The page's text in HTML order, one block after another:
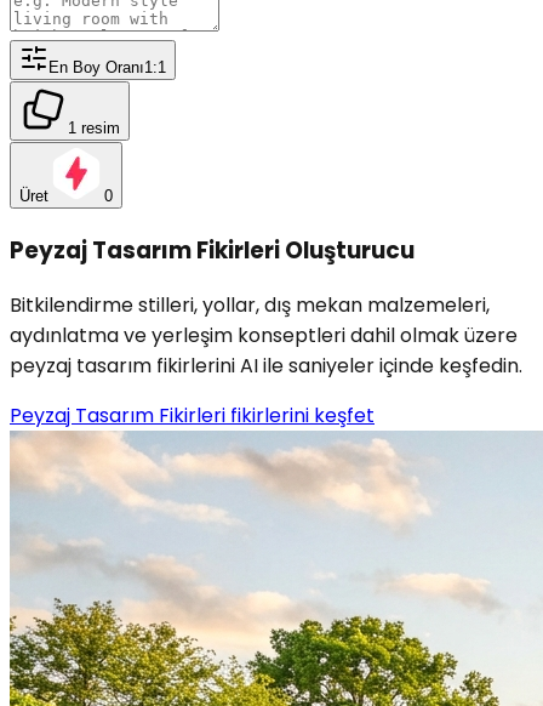
En Boy Oranı1:1
1 resim
Üret 0
Peyzaj Tasarım Fikirleri Oluşturucu
Bitkilendirme stilleri, yollar, dış mekan malzemeleri,
aydınlatma ve yerleşim konseptleri dahil olmak üzere
peyzaj tasarım fikirlerini AI ile saniyeler içinde keşfedin.
Peyzaj Tasarım Fikirleri fikirlerini keşfet